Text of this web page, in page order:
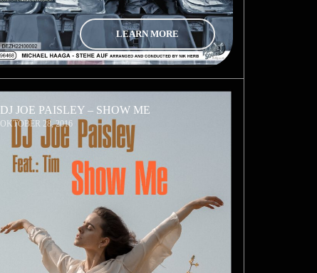
LEARN MORE
DJ JOE PAISLEY – SHOW ME
OKTOBER 28, 2016